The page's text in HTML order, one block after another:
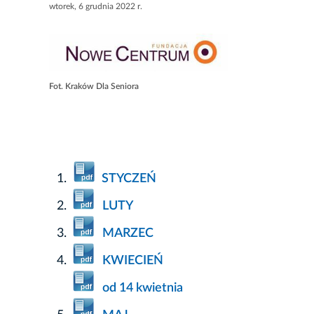
wtorek, 6 grudnia 2022 r.
Fot. Kraków Dla Seniora
STYCZEŃ
LUTY
MARZEC
KWIECIEŃ
od 14 kwietnia